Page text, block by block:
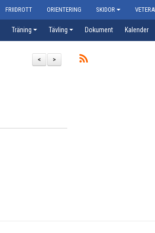
FRIIDROTT ORIENTERING SKIDOR
Träning Tävling Dokument Kalender
>
<